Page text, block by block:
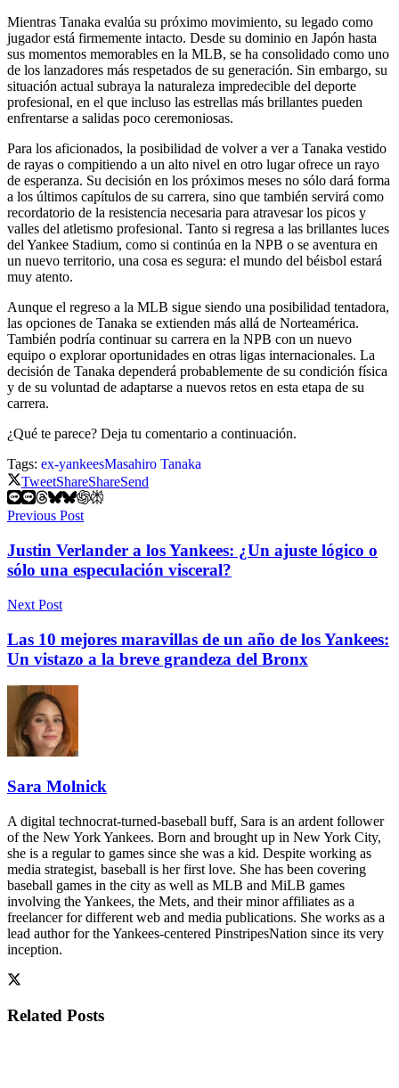
Mientras Tanaka evalúa su próximo movimiento, su legado como
jugador está firmemente intacto. Desde su dominio en Japón hasta
sus momentos memorables en la MLB, se ha consolidado como uno
de los lanzadores más respetados de su generación. Sin embargo, su
situación actual subraya la naturaleza impredecible del deporte
profesional, en el que incluso las estrellas más brillantes pueden
enfrentarse a salidas poco ceremoniosas.
Para los aficionados, la posibilidad de volver a ver a Tanaka vestido
de rayas o compitiendo a un alto nivel en otro lugar ofrece un rayo
de esperanza. Su decisión en los próximos meses no sólo dará forma
a los últimos capítulos de su carrera, sino que también servirá como
recordatorio de la resistencia necesaria para atravesar los picos y
valles del atletismo profesional. Tanto si regresa a las brillantes luces
del Yankee Stadium, como si continúa en la NPB o se aventura en
un nuevo territorio, una cosa es segura: el mundo del béisbol estará
muy atento.
Aunque el regreso a la MLB sigue siendo una posibilidad tentadora,
las opciones de Tanaka se extienden más allá de Norteamérica.
También podría continuar su carrera en la NPB con un nuevo
equipo o explorar oportunidades en otras ligas internacionales. La
decisión de Tanaka dependerá probablemente de su condición física
y de su voluntad de adaptarse a nuevos retos en esta etapa de su
carrera.
¿Qué te parece? Deja tu comentario a continuación.
Tags: ex-yankeesMasahiro Tanaka
TweetShareShareSend
Previous Post
Justin Verlander a los Yankees: ¿Un ajuste lógico o
sólo una especulación visceral?
Next Post
Las 10 mejores maravillas de un año de los Yankees:
Un vistazo a la breve grandeza del Bronx
Sara Molnick
A digital technocrat-turned-baseball buff, Sara is an ardent follower
of the New York Yankees. Born and brought up in New York City,
she is a regular to games since she was a kid. Despite working as
media strategist, baseball is her first love. She has been covering
baseball games in the city as well as MLB and MiLB games
involving the Yankees, the Mets, and their minor affiliates as a
freelancer for different web and media publications. She works as a
lead author for the Yankees-centered PinstripesNation since its very
inception.
Related Posts